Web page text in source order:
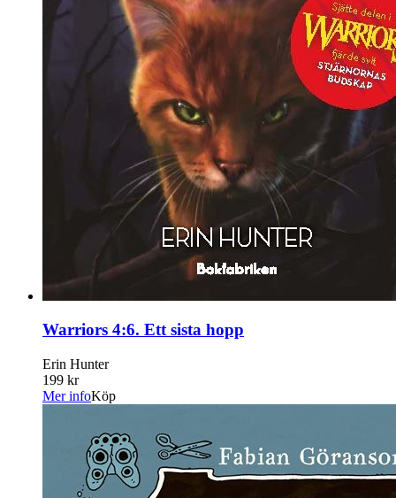
Warriors 4:6. Ett sista hopp
Erin Hunter
199 kr
Mer infoKöp